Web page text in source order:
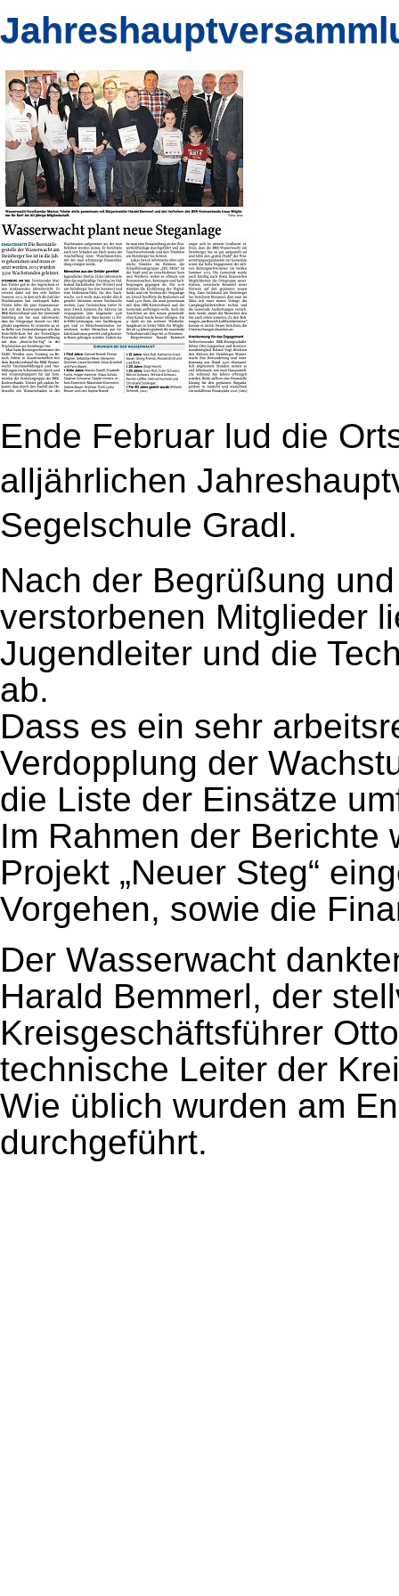
Ende Februar lud die
alljährlichen
Segelschule Gradl.
Nach der Begrüßung
verstorbenen Mitglieder
Jugendleiter und die
ab.
Dass es ein sehr
Verdopplung der
die Liste der Einsätze
Im Rahmen der Berichte
Projekt „Neuer Steg“
Vorgehen, sowie die
Der Wasserwacht
Harald Bemmerl, der
Kreisgeschäftsführer
technische Leiter der
Wie üblich wurden am
durchgeführt.